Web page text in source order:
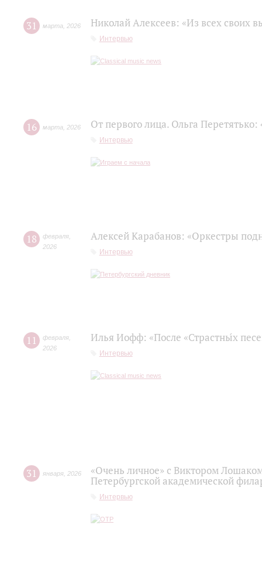
31 марта 2026 Николай Алексеев: «Из всех своих
Интервью
16 марта 2026 От первого лица. Ольга Перетятько:
Интервью
18 февраля
2026
Алексей Карабанов: «Оркестры
Интервью
11 февраля
2026
Илья Иофф: «После «Страстны́х
Интервью
31 января 2026
«Очень личное» с Виктором
Петербургской академической
Интервью